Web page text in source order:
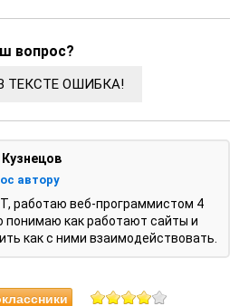
вопрос?
ТЕКСТЕ ОШИБКА!
автору
работаю веб-программистом 4
понимаю как работают сайты и
как с ними взаимодействовать.